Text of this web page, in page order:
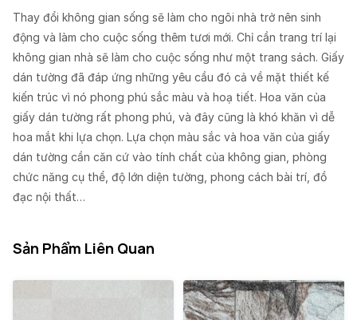
Thay đổi không gian sống sẽ làm cho ngôi nhà trở nên sinh
động và làm cho cuộc sống thêm tươi mới. Chỉ cần trang trí lại
không gian nhà sẽ làm cho cuộc sống như một trang sách. Giấy
dán tường đã đáp ứng những yêu cầu đó cả về mặt thiết kế
kiến trúc vì nó phong phú sắc màu và hoạ tiết. Hoa văn của
giấy dán tường rất phong phú, và đây cũng là khó khăn vì dễ
hoa mắt khi lựa chọn. Lựa chọn màu sắc và hoa văn của giấy
dán tường cần căn cứ vào tính chất của không gian, phòng
chức năng cụ thể, độ lớn diện tường, phong cách bài trí, đồ
đạc nội thất…
Sản Phẩm Liên Quan